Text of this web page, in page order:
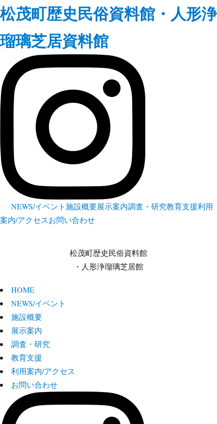
松茂町歴史民俗資料館・人形浄
瑠璃芝居資料館
NEWS/イベント施設概要展示案内調査・研究教育支援利用
案内/アクセスお問い合わせ
松茂町歴史民俗資料館
・人形浄瑠璃芝居館
HOME
NEWS/イベント
施設概要
展示案内
調査・研究
教育支援
利用案内/アクセス
お問い合わせ